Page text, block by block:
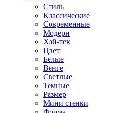
Стиль
Классические
Современные
Модерн
Хай-тек
Цвет
Белые
Венге
Светлые
Темные
Размер
Мини стенки